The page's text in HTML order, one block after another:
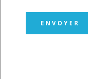
ENVOYER